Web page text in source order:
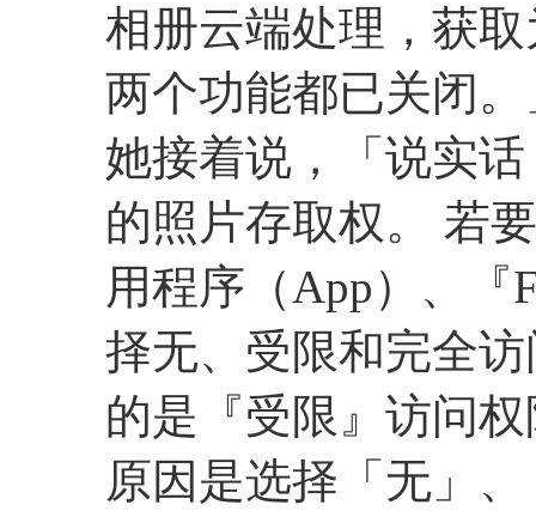
相册云端处理，获
两个功能都已关闭。
她接着说，「说实
的照片存取权。 若
用程序（App）、『
择无、受限和完全
的是『受限』访问
原因是选择「无」